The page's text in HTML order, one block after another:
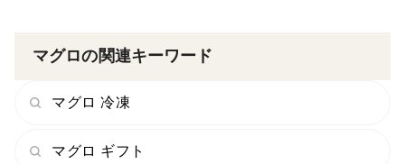
マグロの関連キーワード
マグロ 冷凍
マグロ ギフト